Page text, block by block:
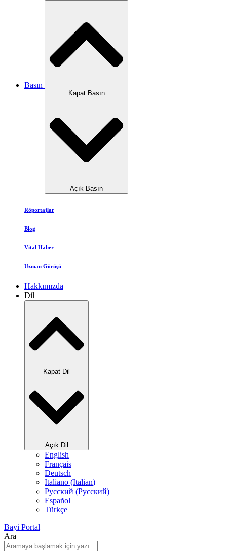
Basın
Kapat Basın
Açık Basın
Röportajlar
Blog
Vital Haber
Uzman Görüşü
Hakkımızda
Dil
Kapat Dil
Açık Dil
English
Français
Deutsch
Italiano (Italian)
Русский (Pусский)
Español
Türkçe
Bayi Portal
Ara